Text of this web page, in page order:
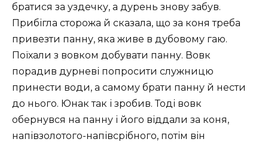
братися за уздечку, а дурень знову забув.
Прибігла сторожа й сказала, що за коня треба
привезти панну, яка живе в дубовому гаю.
Поїхали з вовком добувати панну. Вовк
порадив дурневі попросити служницю
принести води, а самому брати панну й нести
до нього. Юнак так і зробив. Тоді вовк
обернувся на панну і його віддали за коня,
напівзолотого-напівсрібного, потім він